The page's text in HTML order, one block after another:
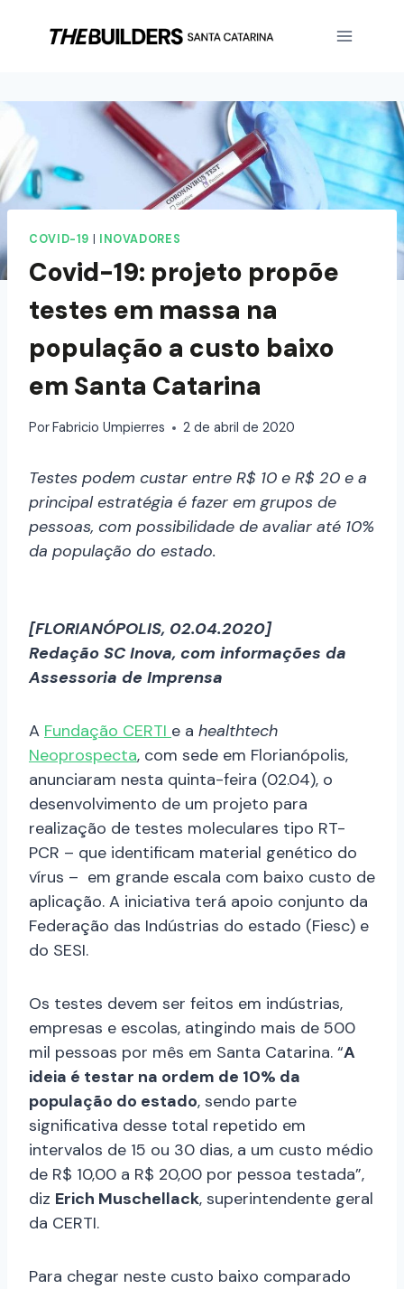
COVID-19 INOVADORES
Covid-19: projeto propõe
testes em massa na
população a custo baixo
em Santa Catarina
PorFabricio Umpierres 2 de abril de 2020
Testes podem custar entre R$ 10 e R$ 20 e a
principal estratégia é fazer em grupos de
pessoas, com possibilidade de avaliar até 10%
da população do estado.
[FLORIANÓPOLIS, 02.04.2020]
Redação SC Inova, com informações da
Assessoria de Imprensa
A Fundação CERTI e a healthtech
Neoprospecta, com sede em Florianópolis,
anunciaram nesta quinta-feira (02.04), o
desenvolvimento de um projeto para
realização de testes moleculares tipo RT-
PCR – que identificam material genético do
vírus – em grande escala com baixo custo de
aplicação. A iniciativa terá apoio conjunto da
Federação das Indústrias do estado (Fiesc) e
do SESI.
Os testes devem ser feitos em indústrias,
empresas e escolas, atingindo mais de 500
mil pessoas por mês em Santa Catarina. “A
ideia é testar na ordem de 10% da
população do estado, sendo parte
significativa desse total repetido em
intervalos de 15 ou 30 dias, a um custo médio
de R$ 10,00 a R$ 20,00 por pessoa testada”,
diz Erich Muschellack, superintendente geral
da CERTI.
Para chegar neste custo baixo comparado